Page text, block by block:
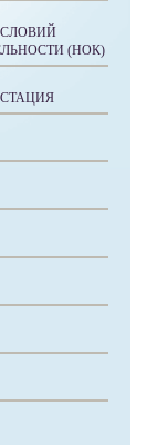
(НОК)